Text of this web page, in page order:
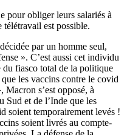
pour obliger leurs salariés à
est possible.
par un homme seul,
». C’est aussi cet individu
du fiasco total de la politique
les vaccins contre le covid
s’est opposé, à
Sud et de l’Inde que les
soient temporairement levés !
soient livrés au compte-